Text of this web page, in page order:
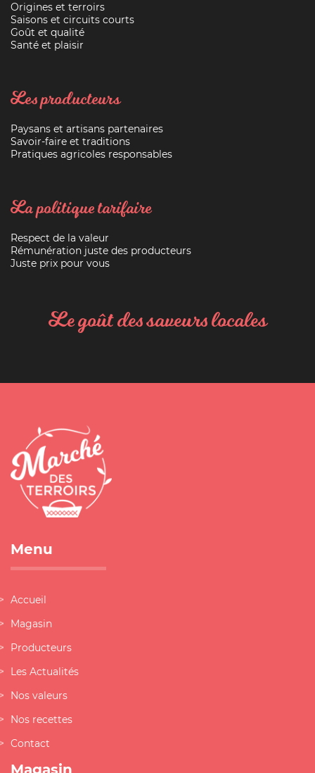
Origines et terroirs
Saisons et circuits courts
Goût et qualité
Santé et plaisir
Les producteurs
Paysans et artisans partenaires
Savoir-faire et traditions
Pratiques agricoles responsables
La politique tarifaire
Respect de la valeur
Rémunération juste des producteurs
Juste prix pour vous
Le goût des saveurs locales
Menu
Accueil
Magasin
Producteurs
Les Actualités
Nos valeurs
Nos recettes
Contact
Magasin